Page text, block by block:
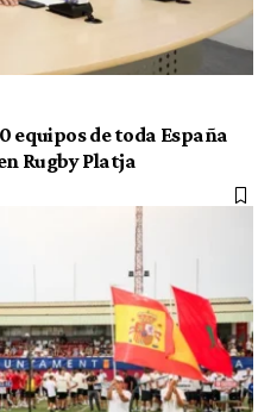
equipos de toda España
Rugby Platja